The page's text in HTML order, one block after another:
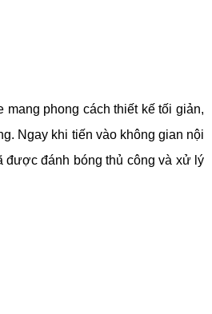
phong cách thiết kế tối giản,
Ngay khi tiến vào không gian nội
được đánh bóng thủ công và xử lý